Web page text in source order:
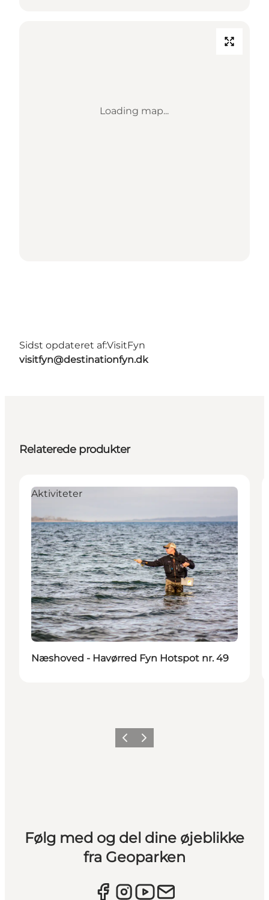
Loading map...
Sidst opdateret af:VisitFyn
visitfyn@destinationfyn.dk
Relaterede produkter
Aktiviteter
Næshoved - Havørred Fyn Hotspot nr. 49
ForrigeNæste
Følg med og del dine øjeblikke
fra Geoparken